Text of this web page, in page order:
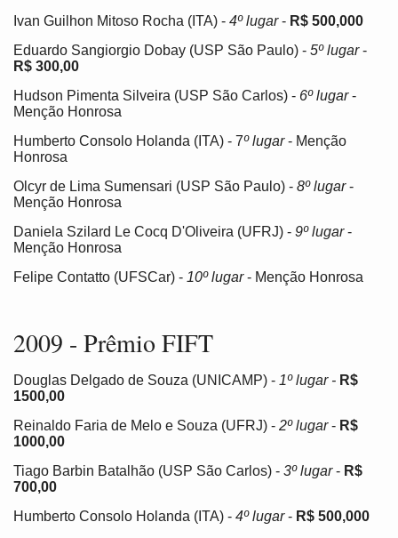
Ivan Guilhon Mitoso Rocha (ITA) - 4º lugar- R$ 500,000
Eduardo Sangiorgio Dobay (USP São Paulo) - 5º lugar-
R$ 300,00
Hudson Pimenta Silveira (USP São Carlos) - 6º lugar-
Menção Honrosa
Humberto Consolo Holanda (ITA) - 7º lugar- Menção
Honrosa
Olcyr de Lima Sumensari (USP São Paulo) - 8º lugar-
Menção Honrosa
Daniela Szilard Le Cocq D'Oliveira (UFRJ) - 9º lugar-
Menção Honrosa
Felipe Contatto (UFSCar) - 10º lugar- Menção Honrosa
2009 - Prêmio FIFT
Douglas Delgado de Souza (UNICAMP) - 1º lugar - R$
1500,00
Reinaldo Faria de Melo e Souza (UFRJ) - 2º lugar- R$
1000,00
Tiago Barbin Batalhão (USP São Carlos) - 3º lugar- R$
700,00
Humberto Consolo Holanda (ITA) - 4º lugar- R$ 500,000